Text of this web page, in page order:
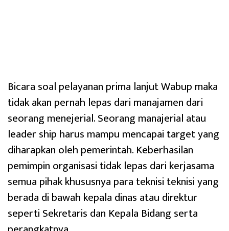
Bicara soal pelayanan prima lanjut Wabup maka
tidak akan pernah lepas dari manajamen dari
seorang menejerial. Seorang manajerial atau
leader ship harus mampu mencapai target yang
diharapkan oleh pemerintah. Keberhasilan
pemimpin organisasi tidak lepas dari kerjasama
semua pihak khususnya para teknisi teknisi yang
berada di bawah kepala dinas atau direktur
seperti Sekretaris dan Kepala Bidang serta